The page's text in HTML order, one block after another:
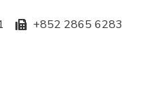
+852 2865 6283